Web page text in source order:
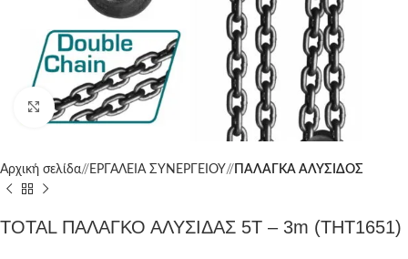
Click to enlarge
Αρχική σελίδα/ ΕΡΓΑΛΕΙΑ ΣΥΝΕΡΓΕΙΟΥ/ ΠΑΛΑΓΚΑ ΑΛΥΣΙΔΟΣ
TOTAL ΠΑΛΑΓΚΟ ΑΛΥΣΙΔΑΣ 5Τ – 3m (THT1651)